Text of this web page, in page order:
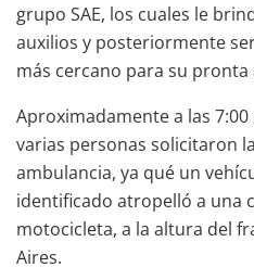
grupo SAE, los cuales le
auxilios y posteriormente
más cercano para su
Aproximadamente a las
varias personas solicitaron
ambulancia, ya qué un
identificado atropelló a una
motocicleta, a la altura del
Aires.